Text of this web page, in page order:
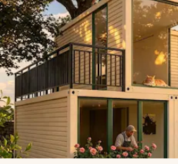
Infotechnology
Clase
Clima
Mundial 2026
Eventos Corporativos
El Cronista Studio